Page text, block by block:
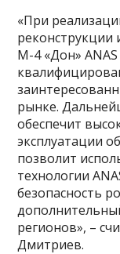
«При
реконструкции
М-4 «Дон»
рынке.
обеспечит
эксплуатации
позволит
технологии
безопасность
регионов», –
Дмитриев.